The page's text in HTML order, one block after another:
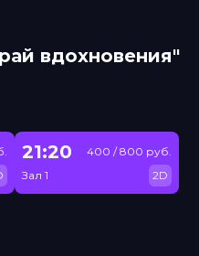
вдохновения"
21:20
Зал 1
400 / 800 руб.
2D